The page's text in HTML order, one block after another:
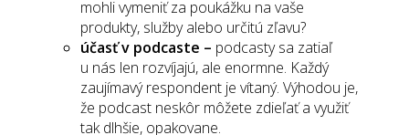
mohli vymeniť za poukážku na vaše
produkty, služby alebo určitú zľavu?
účasť v podcaste – podcasty sa zatiaľ
u nás len rozvíjajú, ale enormne. Každý
zaujímavý respondent je vítaný. Výhodou je,
že podcast neskôr môžete zdieľať a využiť
tak dlhšie, opakovane.